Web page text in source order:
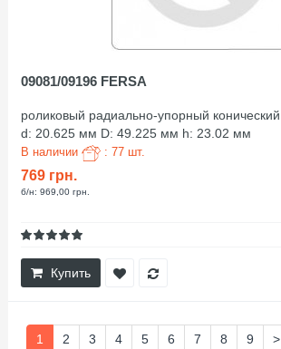
09081/09196 FERSA
роликовый радиально-упорный конический
d: 20.625 мм D: 49.225 мм h: 23.02 мм
В наличии : 77 шт.
769 грн.
б/н: 969,00 грн.
Купить
1 2 3 4 5 6 7 8 9 >